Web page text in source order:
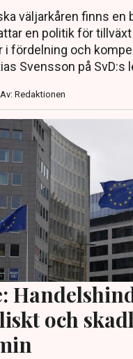
väljarkåren finns en
en politik för tillväxt
i fördelning och
Svensson på SvD:s
Av: Redaktionen
och